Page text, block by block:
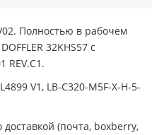
Полностью в рабочем
32KHS57 с
REV.C1.
V1, LB-C320-M5F-X-H-5-
(почта, boxberry,